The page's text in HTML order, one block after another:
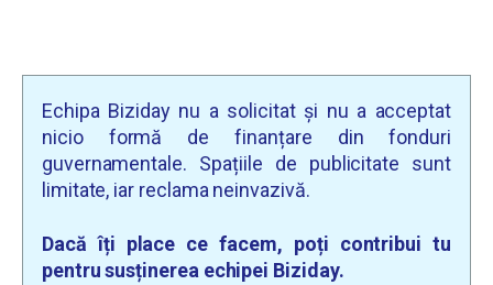
Echipa Biziday nu a solicitat și nu a acceptat
nicio formă de finanțare din fonduri
guvernamentale. Spațiile de publicitate sunt
limitate, iar reclama neinvazivă.
Dacă îți place ce facem, poți contribui tu
pentru susținerea echipei Biziday.